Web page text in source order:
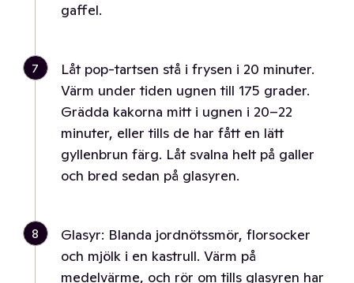
gaffel.
7
Låt pop-tartsen stå i frysen i 20 minuter.
Värm under tiden ugnen till 175 grader.
Grädda kakorna mitt i ugnen i 20–22
minuter, eller tills de har fått en lätt
gyllenbrun färg. Låt svalna helt på galler
och bred sedan på glasyren.
8
Glasyr: Blanda jordnötssmör, florsocker
och mjölk i en kastrull. Värm på
medelvärme, och rör om tills glasyren har